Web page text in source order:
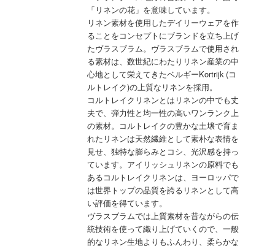
「リネンの花」を意味しています。
リネン素材を使用したデイリーウェアを作
ることをコンセプトにブランドを立ち上げ
たヴラスブラム。ヴラスブラムで使用され
る素材は、数世紀にわたりリネン産業の中
心地として栄えてきたベルギーKortrijk (コ
ルトレイク)の上質なリネンを採用。
コルトレイクリネンとはリネンの中でも丈
夫で、弾力性と均一性の高いワンランク上
の素材。コルトレイクの豊かな土壌で育ま
れたリネンは天然繊維として素朴な表情を
見せ、独特な膨らみとコシ、光沢感を持っ
ています。アイリッシュリネンの原料でも
あるコルトレイクリネンは、ヨーロッパで
は世界トップの品質を誇るリネンとして高
い評価を得ています。
ヴラスブラムでは上質素材を昔ながらの伝
統技術を使って織り上げていくので、一般
的なリネン生地よりもふんわり、柔らかな